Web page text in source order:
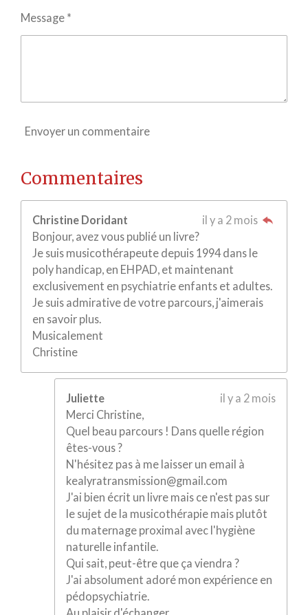
Message *
Envoyer un commentaire
Commentaires
Christine Doridant
il y a 2 mois
Bonjour, avez vous publié un livre?
Je suis musicothérapeute depuis 1994 dans le
poly handicap, en EHPAD, et maintenant
exclusivement en psychiatrie enfants et adultes.
Je suis admirative de votre parcours, j'aimerais
en savoir plus.
Musicalement
Christine
Juliette
il y a 2 mois
Merci Christine,
Quel beau parcours ! Dans quelle région
êtes-vous ?
N'hésitez pas à me laisser un email à
kealyratransmission@gmail.com
J'ai bien écrit un livre mais ce n'est pas sur
le sujet de la musicothérapie mais plutôt
du maternage proximal avec l'hygiène
naturelle infantile.
Qui sait, peut-être que ça viendra ?
J'ai absolument adoré mon expérience en
pédopsychiatrie.